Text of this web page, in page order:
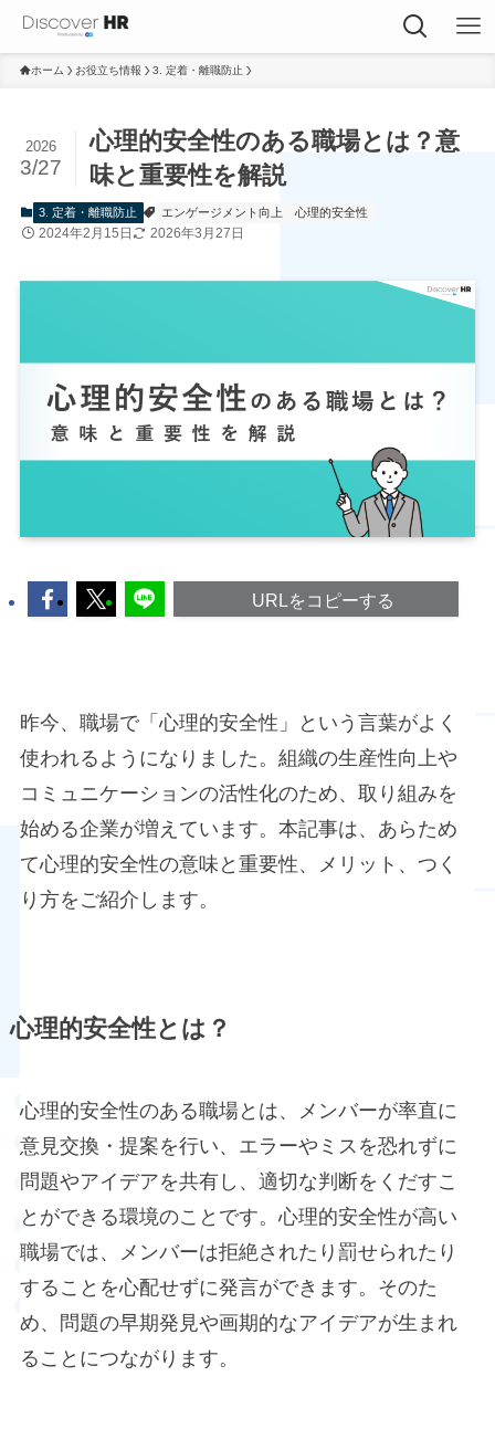
ホーム お役立ち情報 3. 定着・離職防止
心理的安全性のある職場とは？意
味と重要性を解説
2026
3/27
3. 定着・離職防止 エンゲージメント向上 心理的安全性
2024年2月15日 2026年3月27日
URLをコピーする
昨今、職場で「心理的安全性」という言葉がよく
使われるようになりました。組織の生産性向上や
コミュニケーションの活性化のため、取り組みを
始める企業が増えています。本記事は、あらため
て心理的安全性の意味と重要性、メリット、つく
り方をご紹介します。
心理的安全性とは？
心理的安全性のある職場とは、メンバーが率直に
意見交換・提案を行い、エラーやミスを恐れずに
問題やアイデアを共有し、適切な判断をくだすこ
とができる環境のことです。心理的安全性が高い
職場では、メンバーは拒絶されたり罰せられたり
することを心配せずに発言ができます。そのた
め、問題の早期発見や画期的なアイデアが生まれ
ることにつながります。